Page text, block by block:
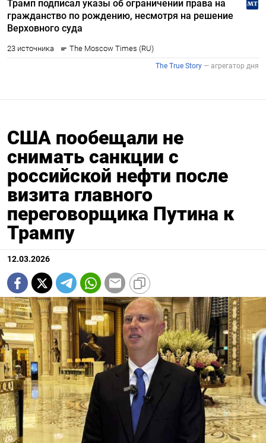
США пообещали не
снимать санкции с
российской нефти после
визита главного
переговорщика Путина к
Трампу
12.03.2026